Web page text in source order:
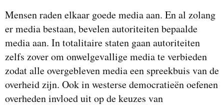
Mensen raden elkaar goede media aan. En al zolang
er media bestaan, bevelen autoriteiten bepaalde
media aan. In totalitaire staten gaan autoriteiten
zelfs zover om onwelgevallige media te verbieden
zodat alle overgebleven media een spreekbuis van de
overheid zijn. Ook in westerse democratieën oefenen
overheden invloed uit op de keuzes van